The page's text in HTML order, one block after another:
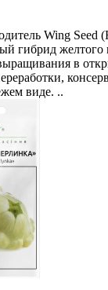
Wing Seed
гибрид желтого
в
виде. ..